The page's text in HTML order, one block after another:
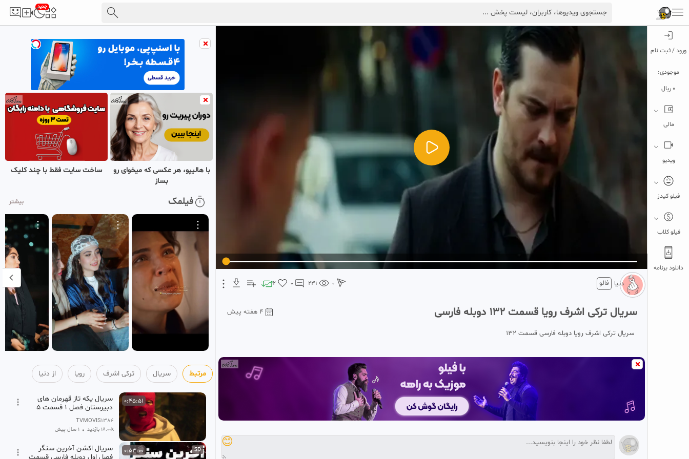
جدید
ورود / ثبت نام
موجودی:
0 ریال
مالی
ویدیو
فیلو کیدز
فیلو کلاب
دانلود برنامه
دنیا فالو 2 0 231 0
سریال ترکی اشرف رویا قسمت ۱۳۲ دوبله فارسی ۴ هفته پیش
سریال ترکی اشرف رویا دوبله فارسی قسمت ۱۳۲
😊
با هالیپو، هر عکسی که میخوای رو
بساز
ساخت سایت فقط با چند کلیک
فیلمک بیشتر
مرتبط سریال ترکی اشرف رویا از دنیا
0:45:51
سریال یکه تاز قهرمان های
دبیرستان فصل 1 قسمت 5
کامل دوبله فارسی
TVMOVIS1384
18.00k بازدید • 1 سال پیش
SD
0:53:00
سریال اکشن آخرین سنگر